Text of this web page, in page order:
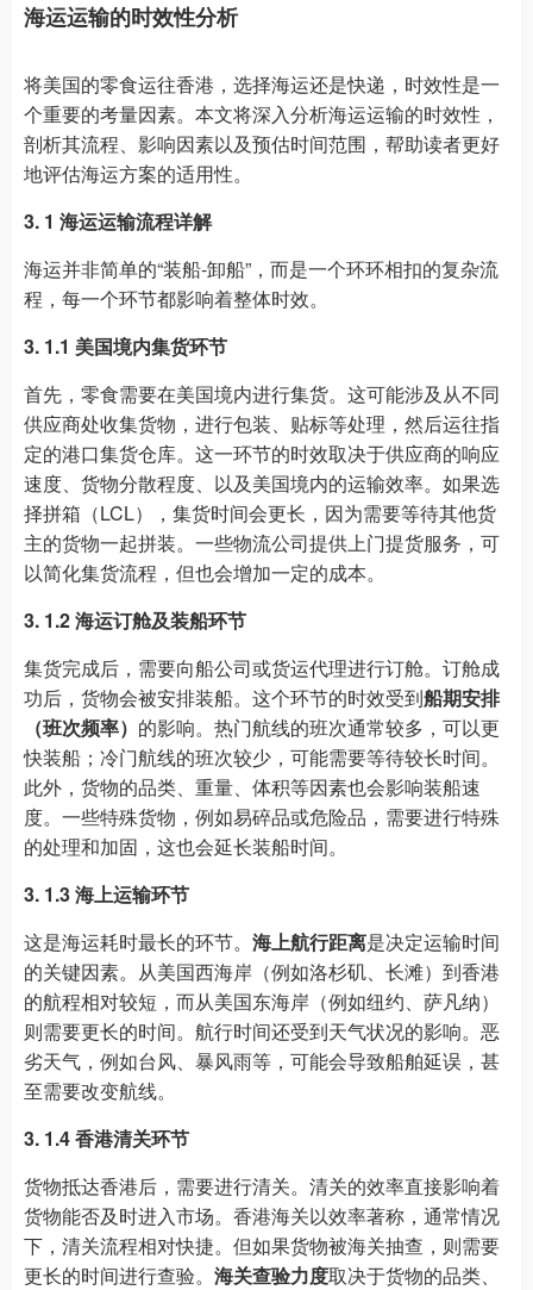
海运运输的时效性分析
将美国的零食运往香港，选择海运还是快递，时效性是一
个重要的考量因素。本文将深入分析海运运输的时效性，
剖析其流程、影响因素以及预估时间范围，帮助读者更好
地评估海运方案的适用性。
3. 1 海运运输流程详解
海运并非简单的“装船-卸船”，而是一个环环相扣的复杂流
程，每一个环节都影响着整体时效。
3. 1.1 美国境内集货环节
首先，零食需要在美国境内进行集货。这可能涉及从不同
供应商处收集货物，进行包装、贴标等处理，然后运往指
定的港口集货仓库。这一环节的时效取决于供应商的响应
速度、货物分散程度、以及美国境内的运输效率。如果选
择拼箱（LCL），集货时间会更长，因为需要等待其他货
主的货物一起拼装。一些物流公司提供上门提货服务，可
以简化集货流程，但也会增加一定的成本。
3. 1.2 海运订舱及装船环节
集货完成后，需要向船公司或货运代理进行订舱。订舱成
功后，货物会被安排装船。这个环节的时效受到船期安排
（班次频率） 的影响。热门航线的班次通常较多，可以更
快装船；冷门航线的班次较少，可能需要等待较长时间。
此外，货物的品类、重量、体积等因素也会影响装船速
度。一些特殊货物，例如易碎品或危险品，需要进行特殊
的处理和加固，这也会延长装船时间。
3. 1.3 海上运输环节
这是海运耗时最长的环节。 海上航行距离是决定运输时间
的关键因素。从美国西海岸（例如洛杉矶、长滩）到香港
的航程相对较短，而从美国东海岸（例如纽约、萨凡纳）
则需要更长的时间。航行时间还受到天气状况的影响。恶
劣天气，例如台风、暴风雨等，可能会导致船舶延误，甚
至需要改变航线。
3. 1.4 香港清关环节
货物抵达香港后，需要进行清关。清关的效率直接影响着
货物能否及时进入市场。香港海关以效率著称，通常情况
下，清关流程相对快捷。但如果货物被海关抽查，则需要
更长的时间进行查验。 海关查验力度取决于货物的品类、